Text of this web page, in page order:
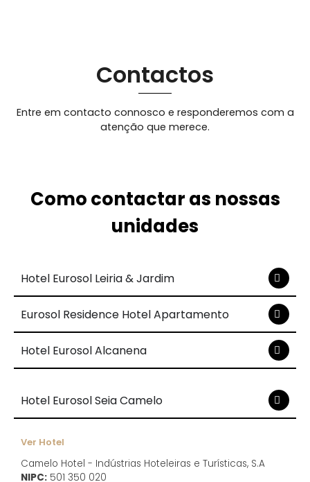
Contactos
Entre em contacto connosco e responderemos com a
atenção que merece.
Como contactar as nossas
unidades
Hotel Eurosol Leiria & Jardim
Eurosol Residence Hotel Apartamento
Hotel Eurosol Alcanena
Hotel Eurosol Seia Camelo
Ver Hotel
Camelo Hotel - Indústrias Hoteleiras e Turísticas, S.A
NIPC: 501 350 020